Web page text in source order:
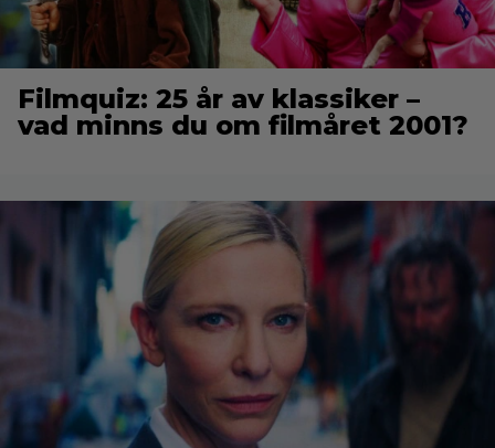
Filmquiz: 25 år av klassiker –
vad minns du om filmåret 2001?